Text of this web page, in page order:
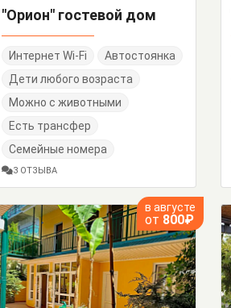
"Орион" гостевой дом
Интернет Wi-Fi
Автостоянка
Дети любого возраста
Можно с животными
Есть трансфер
Семейные номера
3 ОТЗЫВА
в августе
от 800₽